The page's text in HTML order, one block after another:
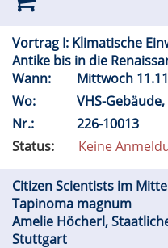
Vortrag I: Klimatische
Antike bis in die
Wann:
Mittwoch
Wo:
VHS-
Nr.:
226-10013
Status:
Keine
Citizen Scientists im
Tapinoma magnum
Amelie Höcherl,
Stuttgart